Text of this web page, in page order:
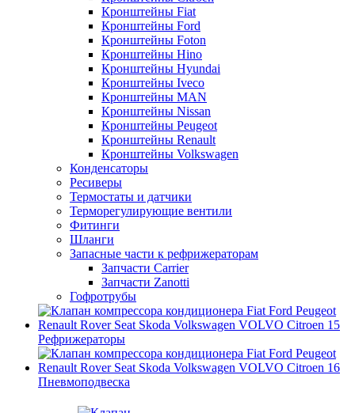
Кронштейны Fiat
Кронштейны Ford
Кронштейны Foton
Кронштейны Hino
Кронштейны Hyundai
Кронштейны Iveco
Кронштейны MAN
Кронштейны Nissan
Кронштейны Peugeot
Кронштейны Renault
Кронштейны Volkswagen
Конденсаторы
Ресиверы
Термостаты и датчики
Терморегулирующие вентили
Фитинги
Шланги
Запасные части к рефрижераторам
Запчасти Carrier
Запчасти Zanotti
Гофротрубы
Рефрижераторы
Пневмоподвеска